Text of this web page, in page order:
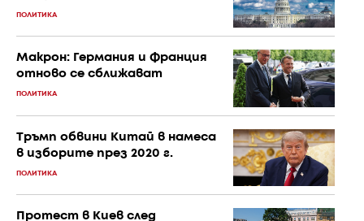
ПОЛИТИКА
Макрон: Германия и Франция
отново се сближават
ПОЛИТИКА
Тръмп обвини Китай в намеса
в изборите през 2020 г.
ПОЛИТИКА
Протест в Киев след